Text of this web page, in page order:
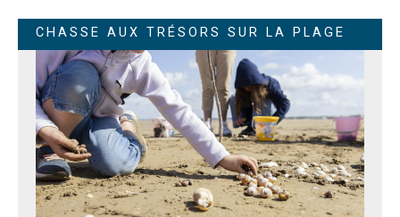
CHASSE AUX TRÉSORS SUR LA PLAGE